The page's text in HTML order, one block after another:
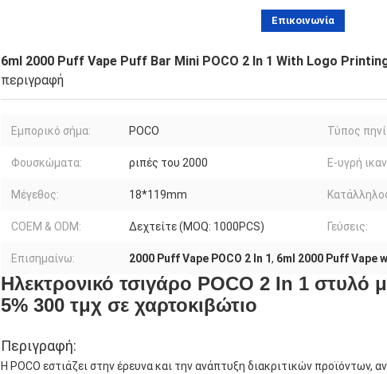
Επικοινωνία
6ml 2000 Puff Vape Puff Bar Mini POCO 2 In 1 With Logo
περιγραφή
Εμπορικό σήμα: POCO Τύπος
Φουσκώματα: ριπές του 2000 Ε-υγρή
Μέγεθος: 18*119mm
COEM & ODM: Δεχτείτε (MOQ: 1000PCS) Γεύσεις:
Επισημαίνω: 2000 Puff Vape POCO 2 In 1, 6ml 2000 Puff Vape
Ηλεκτρονικό τσιγάρο POCO 2 In 1 στυλό
5% 300 τμχ σε χαρτοκιβώτιο
Περιγραφή:
Η POCO εστιάζει στην έρευνα και την ανάπτυξη διακριτικών προϊόντων,